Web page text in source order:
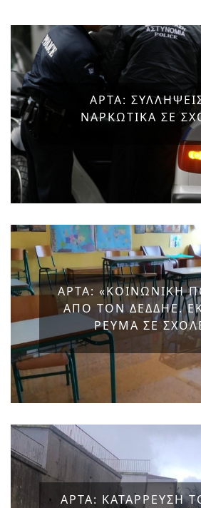
ΑΡΤΑ:
ΝΑΡΚΩΤΙΚΑ ΣΕ
ΑΡΤΑ: «ΚΟΙΝΩΝΙΚΗ
ΑΠΟ ΤΟΝ ΔΕΔΔΗΕ.
ΡΕΥΜΑ ΣΕ
ΑΡΤΑ: ΚΑΤΑΡΡΕΥΣΗ